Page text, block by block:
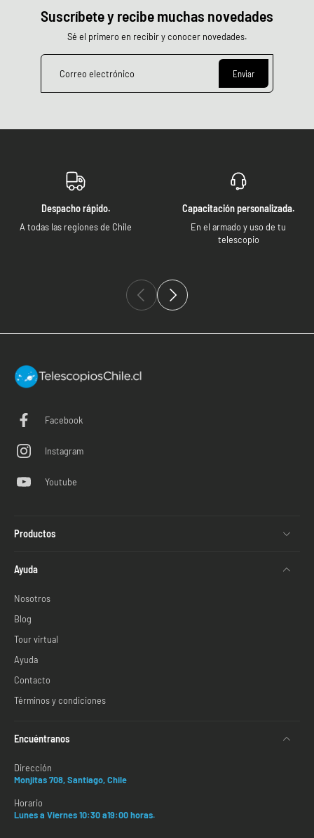
Suscríbete y recibe muchas novedades
Sé el primero en recibir y conocer novedades.
Correo electrónico Enviar
Despacho rápido.
A todas las regiones de Chile
Capacitación personalizada.
En el armado y uso de tu
telescopio
Facebook
Instagram
Youtube
Productos
Ayuda
Nosotros
Blog
Tour virtual
Ayuda
Contacto
Términos y condiciones
Encuéntranos
Dirección
Monjitas 708, Santiago, Chile
Horario
Lunes a Viernes 10:30 a19:00 horas.